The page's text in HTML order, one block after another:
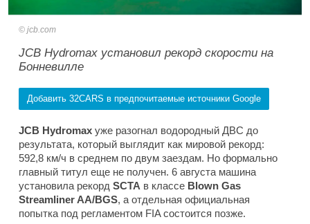
jcb.com
JCB Hydromax установил рекорд скорости на
Бонневилле
Добавить 32CARS в предпочитаемые источники Google
JCB Hydromax уже разогнал водородный ДВС до
результата, который выглядит как мировой рекорд:
592,8 км/ч в среднем по двум заездам. Но формально
главный титул еще не получен. 6 августа машина
установила рекорд SCTA в классе Blown Gas
Streamliner AA/BGS, а отдельная официальная
попытка под регламентом FIA состоится позже.